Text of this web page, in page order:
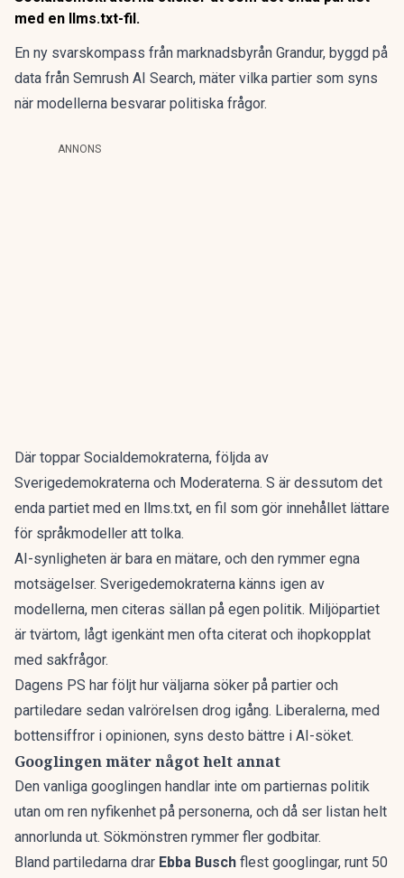
med en llms.txt-fil.
En ny svarskompass från marknadsbyrån Grandur, byggd på
data från Semrush AI Search, mäter vilka partier som syns
när modellerna besvarar politiska frågor.
ANNONS
Där toppar Socialdemokraterna, följda av
Sverigedemokraterna och Moderaterna. S är dessutom det
enda partiet med en llms.txt, en fil som gör innehållet lättare
för språkmodeller att tolka.
AI-synligheten är bara en mätare, och den rymmer egna
motsägelser. Sverigedemokraterna känns igen av
modellerna, men citeras sällan på egen politik. Miljöpartiet
är tvärtom, lågt igenkänt men ofta citerat och ihopkopplat
med sakfrågor.
Dagens PS har följt hur väljarna söker på partier och
partiledare sedan valrörelsen drog igång. Liberalerna, med
bottensiffror i opinionen, syns desto bättre i AI-söket.
Googlingen mäter något helt annat
Den vanliga googlingen handlar inte om partiernas politik
utan om ren nyfikenhet på personerna, och då ser listan helt
annorlunda ut. Sökmönstren rymmer fler godbitar.
Bland partiledarna drar Ebba Busch flest googlingar, runt 50